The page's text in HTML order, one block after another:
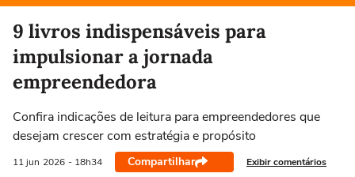
9 livros indispensáveis para
impulsionar a jornada
empreendedora
Confira indicações de leitura para empreendedores que
desejam crescer com estratégia e propósito
11 jun 2026 - 18h34 Compartilhar Exibir comentários